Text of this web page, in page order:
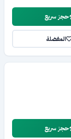
حجز سريع
المفضلة
حجز سريع